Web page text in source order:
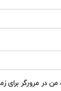
من در مرورگر برای